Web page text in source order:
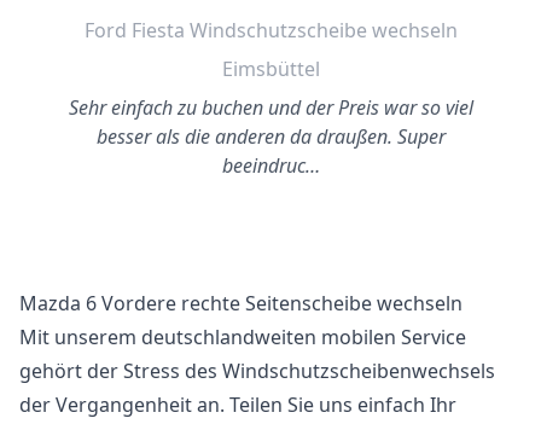
Ford Fiesta Windschutzscheibe wechseln
Eimsbüttel
Sehr einfach zu buchen und der Preis war so viel
besser als die anderen da draußen. Super
beeindruc…
Mazda 6 Vordere rechte Seitenscheibe wechseln
Mit unserem deutschlandweiten mobilen Service
gehört der Stress des Windschutzscheibenwechsels
der Vergangenheit an. Teilen Sie uns einfach Ihr